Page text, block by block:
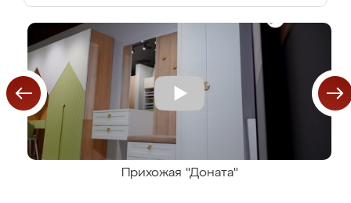
Прихожая "Доната"